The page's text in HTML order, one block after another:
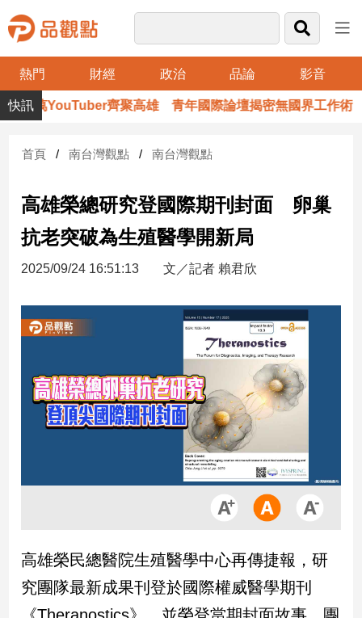
熱門 財經 政治 品論 影音
品
觀
財
台
財
新
產
經/
房
地
品
政
治
政
萬YouTuber齊聚高雄 青年國際論壇揭密無國界工作術
首頁 南台灣觀點 南台灣觀點
高雄榮總研究登國際期刊封面 卵巢
抗老突破為生殖醫學開新局
2025/09/24 16:51:13 文／記者 賴君欣
高雄榮民總醫院生殖醫學中心再傳捷報，研
究團隊最新成果刊登於國際權威醫學期刊
《Theranostics》，並榮登當期封面故事。團